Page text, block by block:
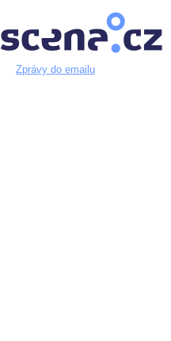
Zprávy do emailu